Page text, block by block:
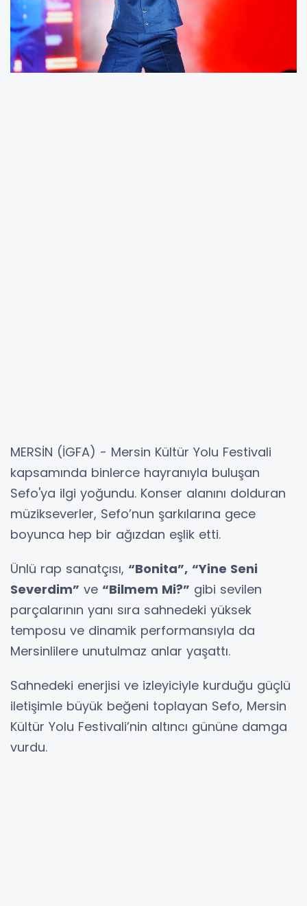
MERSİN (İGFA) - Mersin Kültür Yolu Festivali
kapsamında binlerce hayranıyla buluşan
Sefo'ya ilgi yoğundu. Konser alanını dolduran
müzikseverler, Sefo’nun şarkılarına gece
boyunca hep bir ağızdan eşlik etti.
Ünlü rap sanatçısı, “Bonita”, “Yine Seni
Severdim” ve “Bilmem Mi?” gibi sevilen
parçalarının yanı sıra sahnedeki yüksek
temposu ve dinamik performansıyla da
Mersinlilere unutulmaz anlar yaşattı.
Sahnedeki enerjisi ve izleyiciyle kurduğu güçlü
iletişimle büyük beğeni toplayan Sefo, Mersin
Kültür Yolu Festivali’nin altıncı gününe damga
vurdu.